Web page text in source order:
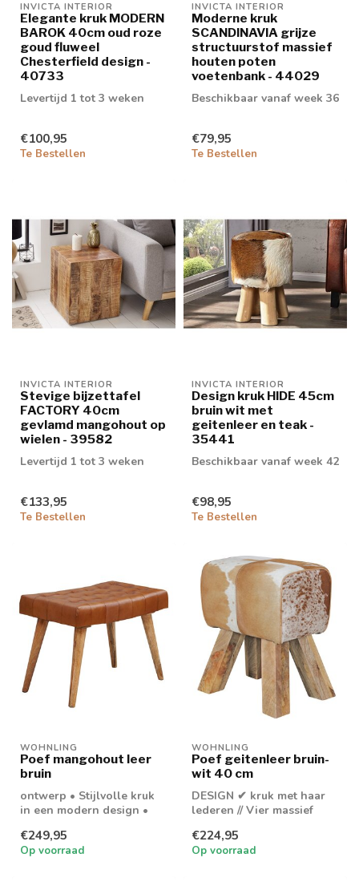
INVICTA INTERIOR
Elegante kruk MODERN
BAROK 40cm oud roze
goud fluweel
Chesterfield design -
40733
Levertijd 1 tot 3 weken
€100,95
Te Bestellen
INVICTA INTERIOR
Moderne kruk
SCANDINAVIA grijze
structuurstof massief
houten poten
voetenbank - 44029
Beschikbaar vanaf week 36
€79,95
Te Bestellen
INVICTA INTERIOR
Stevige bijzettafel
FACTORY 40cm
gevlamd mangohout op
wielen - 39582
Levertijd 1 tot 3 weken
€133,95
Te Bestellen
INVICTA INTERIOR
Design kruk HIDE 45cm
bruin wit met
geitenleer en teak -
35441
Beschikbaar vanaf week 42
€98,95
Te Bestellen
WOHNLING
Poef mangohout leer
bruin
ontwerp • Stijlvolle kruk
in een modern design •
van ec...
€249,95
Op voorraad
WOHNLING
Poef geitenleer bruin-
wit 40 cm
DESIGN ✔ kruk met haar
lederen // Vier massief
/ Coun...
€224,95
Op voorraad